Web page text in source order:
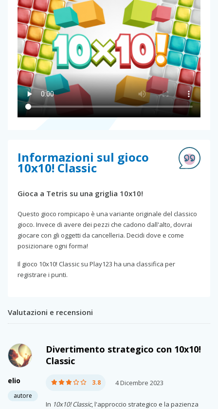
Informazioni sul gioco
10x10! Classic
Gioca a Tetris su una griglia 10x10!
Questo gioco rompicapo è una variante originale del classico
gioco. Invece di avere dei pezzi che cadono dall'alto, dovrai
giocare con gli oggetti da cancelleria. Decidi dove e come
posizionare ogni forma!
Il gioco 10x10! Classic su Play123 ha una classifica per
registrare i punti.
Valutazioni e recensioni
elio
autore
Divertimento strategico con 10x10!
Classic
3.8 4 Dicembre 2023
In 10x10! Classic, l'approccio strategico e la pazienza